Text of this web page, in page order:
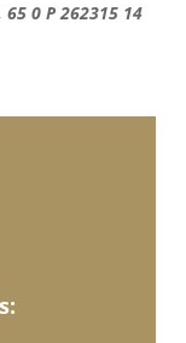
0 P 262315 14